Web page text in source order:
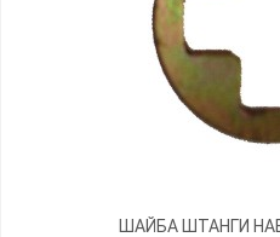
ШАЙБА ШТАНГИ